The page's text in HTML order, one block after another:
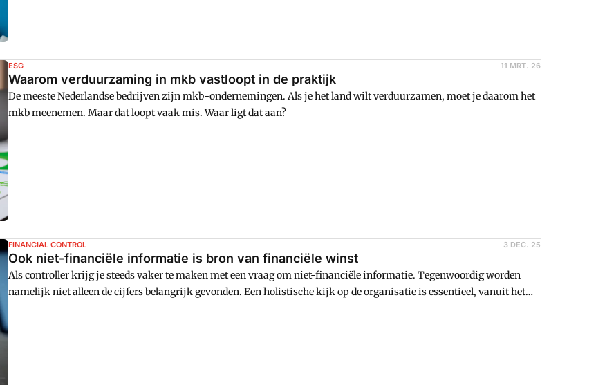
ESG 11 MRT. 26
Waarom verduurzaming in mkb vastloopt in de praktijk
De meeste Nederlandse bedrijven zijn mkb-ondernemingen. Als je het land wilt verduurzamen, moet je daarom het
mkb meenemen. Maar dat loopt vaak mis. Waar ligt dat aan?
FINANCIAL CONTROL 3 DEC. 25
Ook niet-financiële informatie is bron van financiële winst
Als controller krijg je steeds vaker te maken met een vraag om niet-financiële informatie. Tegenwoordig worden
namelijk niet alleen de cijfers belangrijk gevonden. Een holistische kijk op de organisatie is essentieel, vanuit het